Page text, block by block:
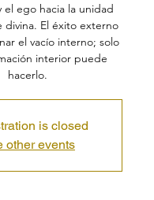
el ego hacia la unidad
divina. El éxito externo
el vacío interno; solo
interior puede
hacerlo.
is closed
other events